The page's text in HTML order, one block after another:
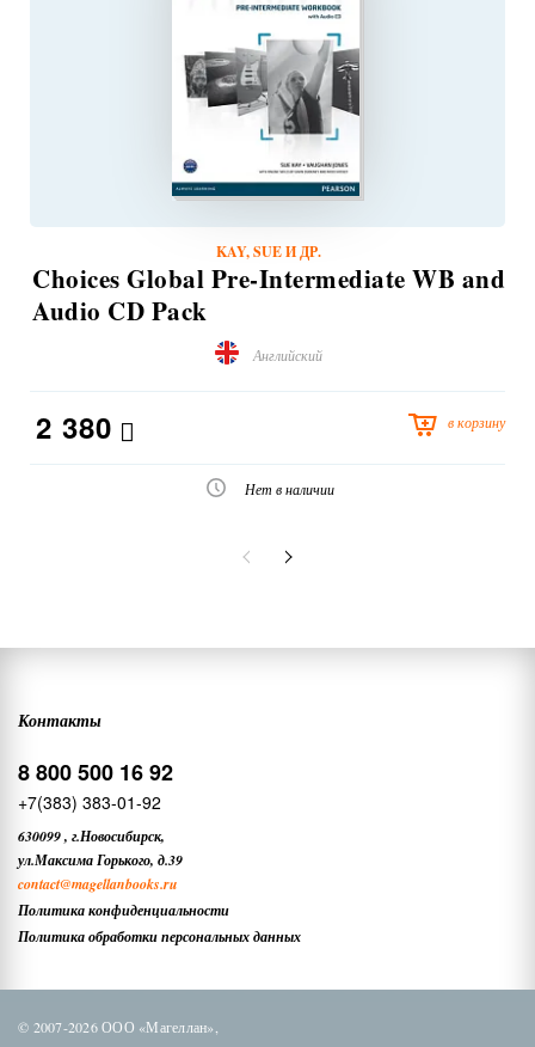
KAY, SUE И ДР.
Choices Global Pre-Intermediate WB and
Audio CD Pack
Английский
2 380 в корзину
Нет в наличии
Контакты
8 800 500 16 92
+7(383) 383-01-92
630099, г.Новосибирск,
ул.Максима Горького, д.39
contact@magellanbooks.ru
Политика конфиденциальности
Политика обработки персональных данных
© 2007-2026 ООО «Магеллан»,